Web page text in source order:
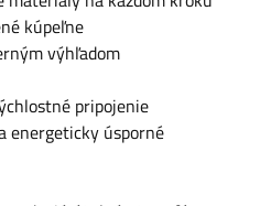
kúpeľne
výhľadom
pripojenie
energeticky úsporné